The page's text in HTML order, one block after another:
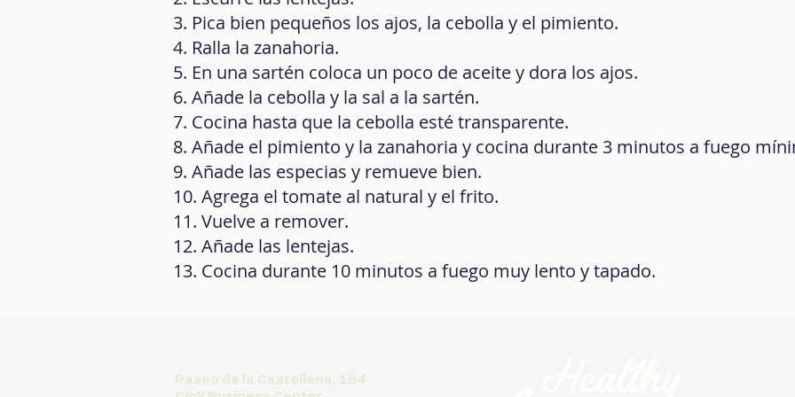
3. Pica bien pequeños los ajos, la cebolla y el pimiento.
4. Ralla la zanahoria.
5. En una sartén coloca un poco de aceite y dora los ajos.
6. Añade la cebolla y la sal a la sartén.
7. Cocina hasta que la cebolla esté transparente.
8. Añade el pimiento y la zanahoria y cocina durante 3 minutos a fuego
9. Añade las especias y remueve bien.
10. Agrega el tomate al natural y el frito.
11. Vuelve a remover.
12. Añade las lentejas.
13. Cocina durante 10 minutos a fuego muy lento y tapado.
Paseo de la Castellana, 194